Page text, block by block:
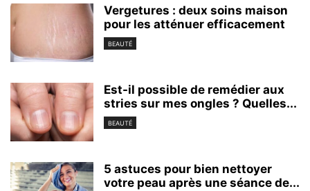
Vergetures : deux soins maison
pour les atténuer efficacement
BEAUTÉ
Est-il possible de remédier aux
stries sur mes ongles ? Quelles...
BEAUTÉ
5 astuces pour bien nettoyer
votre peau après une séance de...